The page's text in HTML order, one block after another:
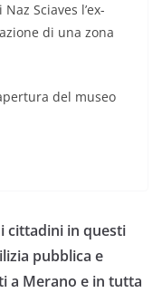
Sciaves l’ex-
di una zona
del museo
cittadini in questi
pubblica e
a Merano e in tutta